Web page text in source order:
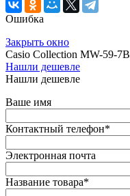
Ошибка
Закрыть окно
Casio Collection MW-59-7B
Нашли дешевле
Нашли дешевле
Ваше имя
Контактный телефон*
Электронная почта
Название товара*